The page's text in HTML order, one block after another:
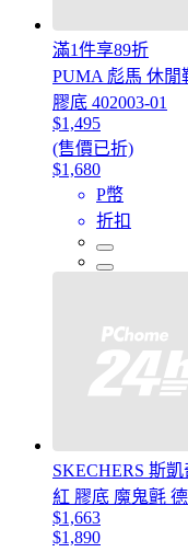
滿1件享89折
PUMA 彪馬 休閒
膠底 402003-01
$1,495
(售價已折)
$1,680
P幣
折扣
SKECHERS 斯
紅 膠底 魔鬼氈
$1,663
$1,890